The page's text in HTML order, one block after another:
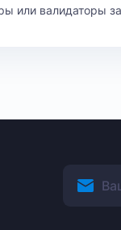
или валидаторы
блока в блокчейн.